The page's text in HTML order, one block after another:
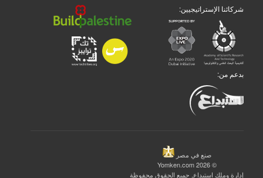
شركائنا الإستراتيجيين:
بدعم من:
صنع في مصر
© 2026 Yomken.com
إدارة وملك استبداع , جميع الحقوق محفوظة